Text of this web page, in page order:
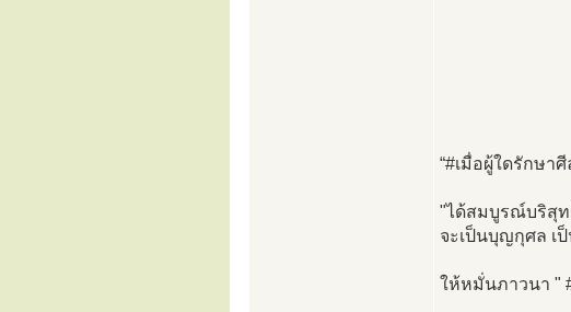
“#เมื่อผู้ใดรักษา
"ได้สมบูรณ์บริสุท
จะเป็นบุญกุศล
ให้หมั่นภาวนา "